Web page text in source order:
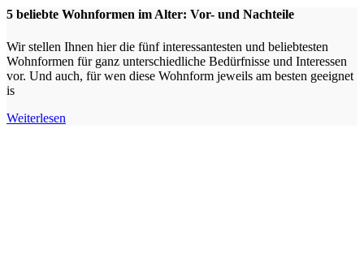
5 beliebte Wohnformen im Alter: Vor- und Nachteile
Wir stellen Ihnen hier die fünf interessantesten und beliebtesten
Wohnformen für ganz unterschiedliche Bedürfnisse und Interessen
vor. Und auch, für wen diese Wohnform jeweils am besten geeignet
is
Weiterlesen